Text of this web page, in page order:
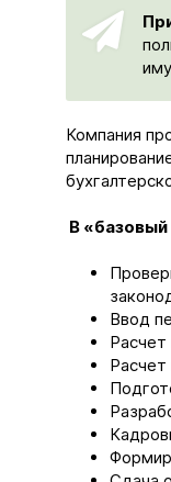
Компания
В
Ввод
Расчет
Расчет